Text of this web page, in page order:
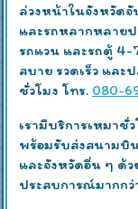
ล่วงหน้าในจังหวัด
และรถหลากหลาย
รถแวน และรถตู้ 4-
สบาย รวดเร็ว แล
ชั่วโมง โทร. 080-
เรามีบริการเหมาชั่
พร้อมรับส่งสนามบิ
และจังหวัดอื่น ๆ ด้
ประสบการณ์มากกว่